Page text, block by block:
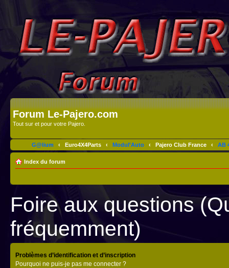
Forum Le-Pajero.com
Tout sur et pour votre Pajero.
G@lium ‹ Euro4X4Parts ‹ Modul'Auto ‹ Pajero Club France ‹ AB
Index du forum
Foire aux questions
fréquemment)
Problèmes d’identification et d’inscription
Pourquoi ne puis-je pas me connecter ?